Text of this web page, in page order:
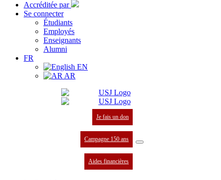
Accréditée par
Se connecter
Étudiants
Employés
Enseignants
Alumni
FR
EN
AR
Je fais un don
Campagne 150 ans
Aides financières